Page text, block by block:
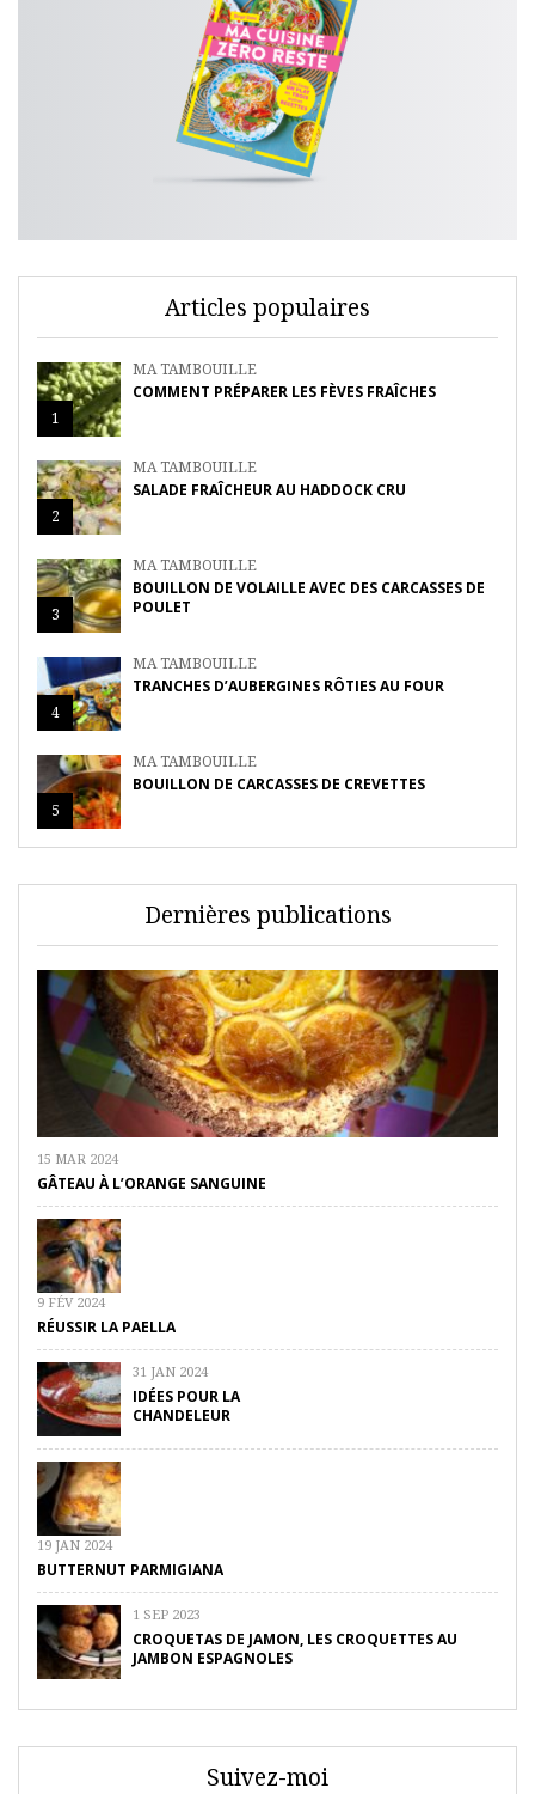
Articles populaires
1
MA TAMBOUILLE
COMMENT PRÉPARER LES FÈVES FRAÎCHES
2
MA TAMBOUILLE
SALADE FRAÎCHEUR AU HADDOCK CRU
3
MA TAMBOUILLE
BOUILLON DE VOLAILLE AVEC DES CARCASSES DE
POULET
4
MA TAMBOUILLE
TRANCHES D’AUBERGINES RÔTIES AU FOUR
5
MA TAMBOUILLE
BOUILLON DE CARCASSES DE CREVETTES
Dernières publications
15 MAR 2024
GÂTEAU À L’ORANGE SANGUINE
9 FÉV 2024
RÉUSSIR LA PAELLA
31 JAN 2024
IDÉES POUR LA
CHANDELEUR
19 JAN 2024
BUTTERNUT PARMIGIANA
1 SEP 2023
CROQUETAS DE JAMON, LES CROQUETTES AU
JAMBON ESPAGNOLES
Suivez-moi